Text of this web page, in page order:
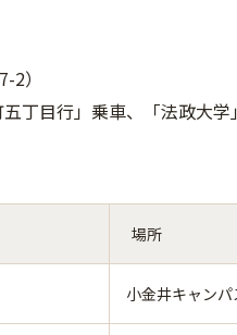
）
丁目行」乗車、「法政大
場所
小金井キャン